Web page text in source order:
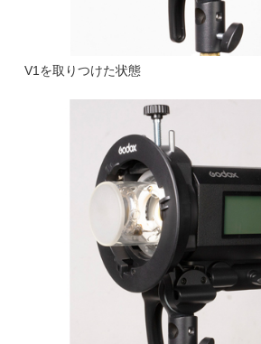
V1を取りつけた状態